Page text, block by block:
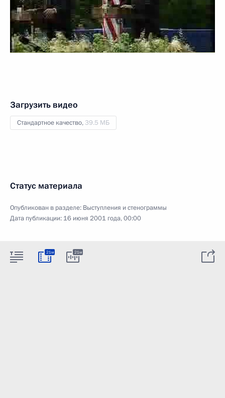
Загрузить видео
Стандартное качество, 39.5 МБ
Статус материала
Опубликован в разделе: Выступления и стенограммы
Дата публикации: 16 июня 2001 года, 00:00
21м 21м